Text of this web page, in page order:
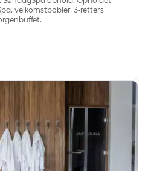
velkomstbobler, 3-retters